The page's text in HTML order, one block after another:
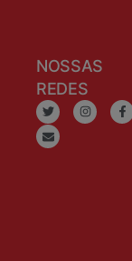
NOSSAS
REDES